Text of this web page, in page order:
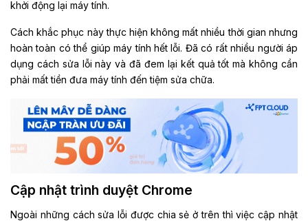
khởi động lại máy tính.
Cách khắc phục này thực hiện không mất nhiều thời gian nhưng
hoàn toàn có thể giúp máy tính hết lỗi. Đã có rất nhiều người áp
dụng cách sửa lỗi này và đã đem lại kết quả tốt mà không cần
phải mất tiền đưa máy tính đến tiệm sửa chữa.
Cập nhật trình duyệt Chrome
Ngoài những cách sửa lỗi được chia sẻ ở trên thì việc cập nhật